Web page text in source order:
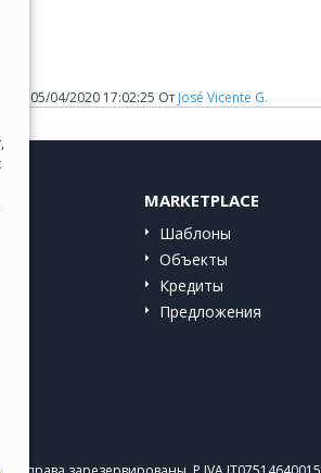
05/04/2020 17:02:25 От José Vicente G.
MARKETPLACE
Шаблоны
Объекты
Кредиты
Предложения